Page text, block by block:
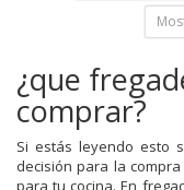
¿que
comprar?
Si estás leyendo esto
decisión para la
para tu cocina. En